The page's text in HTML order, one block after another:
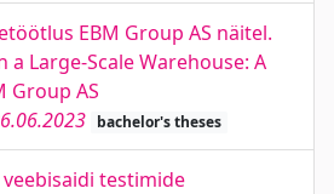
EBM Group AS näitel.
a Large-Scale Warehouse: A
Group AS
bachelor's theses
testimide